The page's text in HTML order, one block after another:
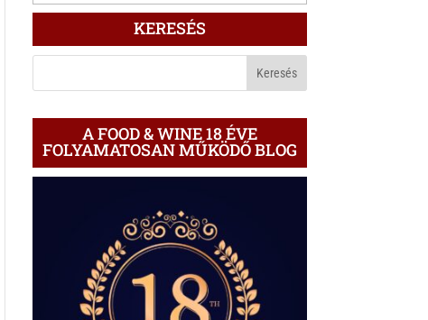
ÍRÁS
BLOGON
KERESÉS
A FOOD & WINE 18 ÉVE
FOLYAMATOSAN MŰKÖDŐ BLOG